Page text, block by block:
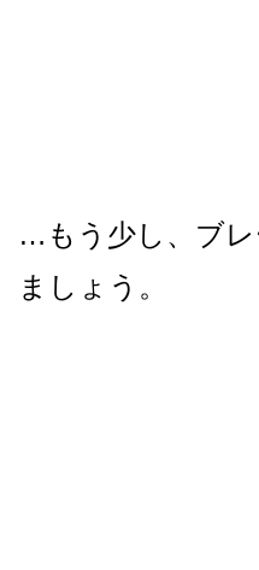
…もう少し、ブ
ましょう。